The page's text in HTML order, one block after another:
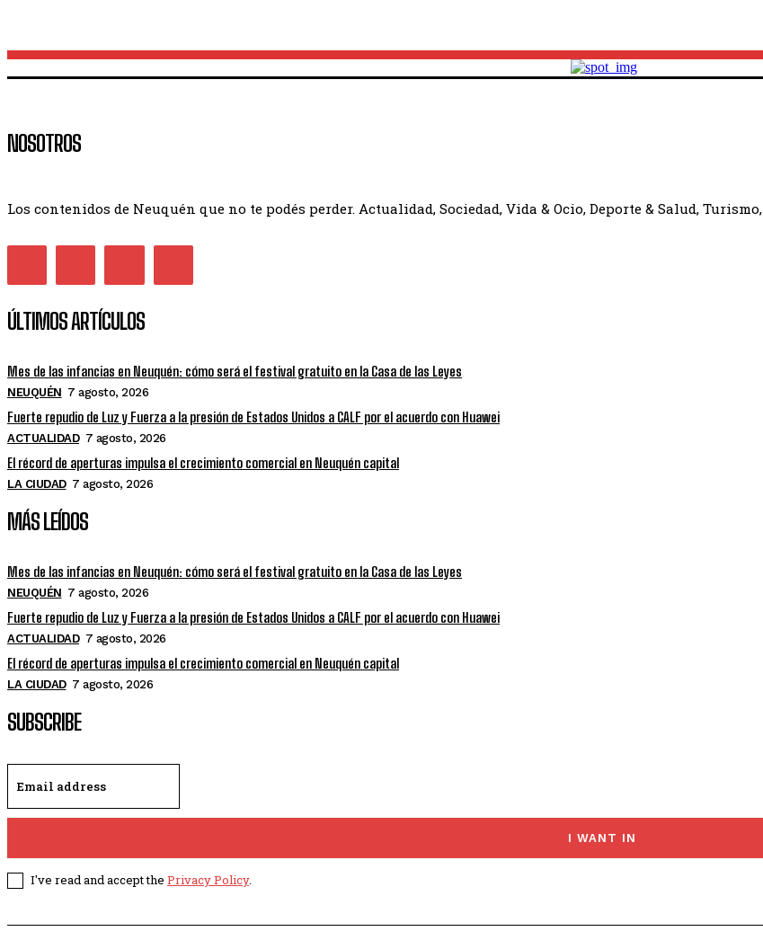
NOSOTROS
Los contenidos de Neuquén que no te podés perder. Actualidad, Sociedad, Vida & Ocio, Deporte & Salud,
ÚLTIMOS ARTÍCULOS
Mes de las infancias en Neuquén: cómo será el festival gratuito en la Casa de las Leyes
NEUQUÉN 7 agosto, 2026
Fuerte repudio de Luz y Fuerza a la presión de Estados Unidos a CALF por el acuerdo con Huawei
ACTUALIDAD 7 agosto, 2026
El récord de aperturas impulsa el crecimiento comercial en Neuquén capital
LA CIUDAD 7 agosto, 2026
MÁS LEÍDOS
Mes de las infancias en Neuquén: cómo será el festival gratuito en la Casa de las Leyes
NEUQUÉN 7 agosto, 2026
Fuerte repudio de Luz y Fuerza a la presión de Estados Unidos a CALF por el acuerdo con Huawei
ACTUALIDAD 7 agosto, 2026
El récord de aperturas impulsa el crecimiento comercial en Neuquén capital
LA CIUDAD 7 agosto, 2026
SUBSCRIBE
I WANT IN
I've read and accept the Privacy Policy.